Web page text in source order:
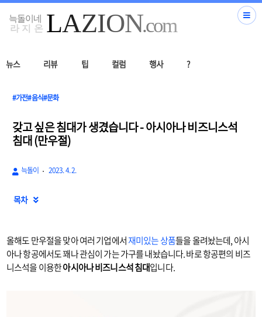
뉴스 리뷰 팁 컬럼 행사 ?
#가전#음식#문화
갖고 싶은 침대가 생겼습니다 - 아시아나 비즈니스석
침대 (만우절)
늑돌이 2023. 4. 2.
목차 
올해도 만우절을 맞아 여러 기업에서재미있는 상품들을 올려놨는데, 아시
아나 항공에서도 꽤나 관심이 가는 가구를 내놨습니다. 바로 항공편의 비즈
니스석을 이용한아시아나 비즈니스석 침대입니다.